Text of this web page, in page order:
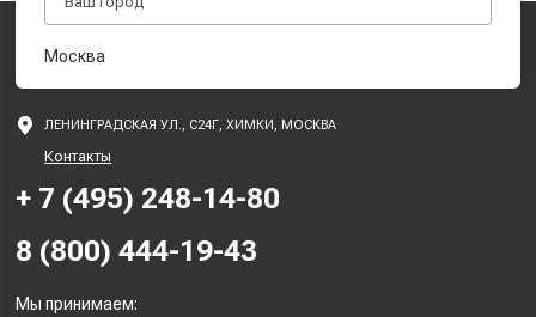
Москва
ЛЕНИНГРАДСКАЯ УЛ., С24Г, ХИМКИ, МОСКВА
Контакты
+ 7 (495) 248-14-80
8 (800) 444-19-43
Мы принимаем: